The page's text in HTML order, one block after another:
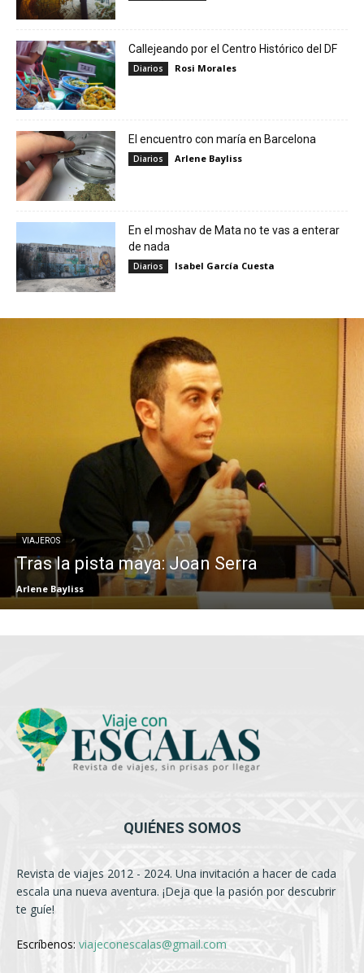
Callejeando por el Centro Histórico del DF
Diarios Rosi Morales
El encuentro con maría en Barcelona
Diarios Arlene Bayliss
En el moshav de Mata no te vas a enterar
de nada
Diarios Isabel García Cuesta
VIAJEROS
Tras la pista maya: Joan Serra
Arlene Bayliss
QUIÉNES SOMOS
Revista de viajes 2012 - 2024. Una invitación a hacer de cada
escala una nueva aventura. ¡Deja que la pasión por descubrir
te guíe!
Escríbenos: viajeconescalas@gmail.com